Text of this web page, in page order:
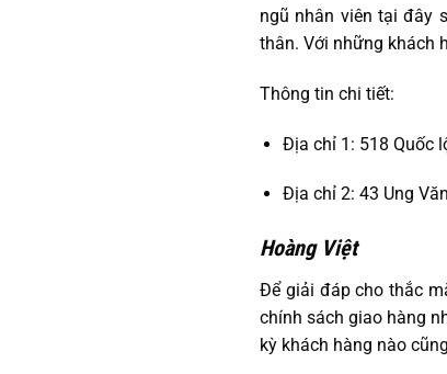
ngũ nhân viên tại đây
thân. Với những khách
Thông tin chi tiết:
Địa chỉ 1: 518 Quốc
Địa chỉ 2: 43 Ung
Hoàng Việt
Để giải đáp cho thắc
chính sách giao hàng
kỳ khách hàng nào